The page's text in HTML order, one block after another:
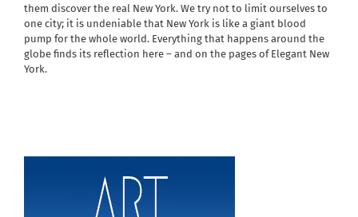
them discover the real New York. We try not to limit ourselves to
one city; it is undeniable that New York is like a giant blood
pump for the whole world. Everything that happens around the
globe finds its reflection here – and on the pages of Elegant New
York.